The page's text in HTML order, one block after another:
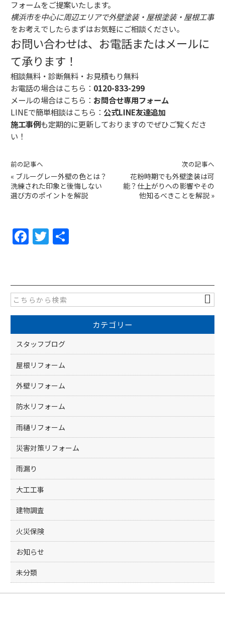
フォームをご提案いたします。
横浜市を中心に周辺エリアで外壁塗装・屋根塗装・屋根工事
をお考えでしたらまずはお気軽にご相談ください。
お問い合わせは、お電話またはメールに
て承ります！
相談無料・診断無料・お見積もり無料
お電話の場合はこちら： 0120-833-299
メールの場合はこちら： お問合せ専用フォーム
LINEで簡単相談はこちら： 公式LINE友達追加
施工事例も定期的に更新しておりますのでぜひご覧くださ
い！
前の記事へ
« ブルーグレー外壁の色とは？
洗練された印象と後悔しない
選び方のポイントを解説
次の記事へ
花粉時期でも外壁塗装は可
能？仕上がりへの影響やその
他知るべきことを解説 »
F
a
e
b
o
o
k
T
w
er
カテゴリー
スタッフブログ
屋根リフォーム
外壁リフォーム
防水リフォーム
雨樋リフォーム
災害対策リフォーム
雨漏り
大工工事
建物調査
火災保険
お知らせ
未分類